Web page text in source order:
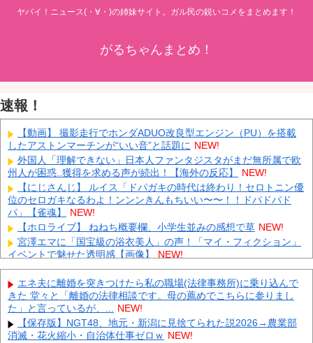
ヤバイ！ニュース(・∀・)の姉妹サイト。ガル民の鋭いコメをまとめます！
がるちゃんまとめ！
速報！
【動画】 撮影走行でホンダADUO改良型エンジン（PU）を搭載
したアストンマーチンが“いい音”と話題に NEW!
外国人「理解できない」日本人ファンタジスタがまだ無所属で欧
州人が困惑..獲得を求める声が続出！【海外の反応】
NEW!
【にじさんじ】 ルイス「ドパガキの時代は終わり！セロトニン優
位のセロガキなるわよ！ンンンきんもちいい〜〜！！ドパドパド
パ」【雀魂】
NEW!
【ホロライブ】 ねねち概要欄、小学生並みの感想で草 NEW!
宮澤エマに「国宝級の浴衣美人」の声！「マイ・フィクション」
イベントで魅せた透明感【画像】
NEW!
インドネシア「高速鉄道！」中国「大赤字！」インドネシア「運
営会社の株式購入！（負債対策」中国「はい（巨額負債」インドネ
シア「700km延伸計画！（実質中止」→ NEW!
クビになったバイト先の店長のインスタ見つけた
【速報】 高市政権、エース級の財務官僚・一松旬氏を左遷「彼は
協力的でなかった」財務省の言いなりではないことが判明
エネ夫に離婚を突きつけたら私の職場(法律事務所)に乗り込んで
きた 堂々と「離婚の法律相談です。母の薦めでこちらに参りまし
た」と言っているが、... NEW!
【保存版】NGT48、地元・新潟に見捨てられた説2026→農業部
消滅・花火縮小・自治体仕事ゼロｗ NEW!